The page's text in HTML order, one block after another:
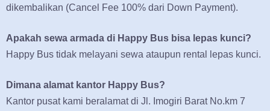
dikembalikan (Cancel Fee 100% dari Down Payment).
Apakah sewa armada di Happy Bus bisa lepas kunci?
Happy Bus tidak melayani sewa ataupun rental lepas kunci.
Dimana alamat kantor Happy Bus?
Kantor pusat kami beralamat di Jl. Imogiri Barat No.km 7